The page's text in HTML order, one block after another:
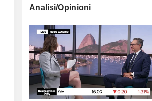
Analisi/Opinioni